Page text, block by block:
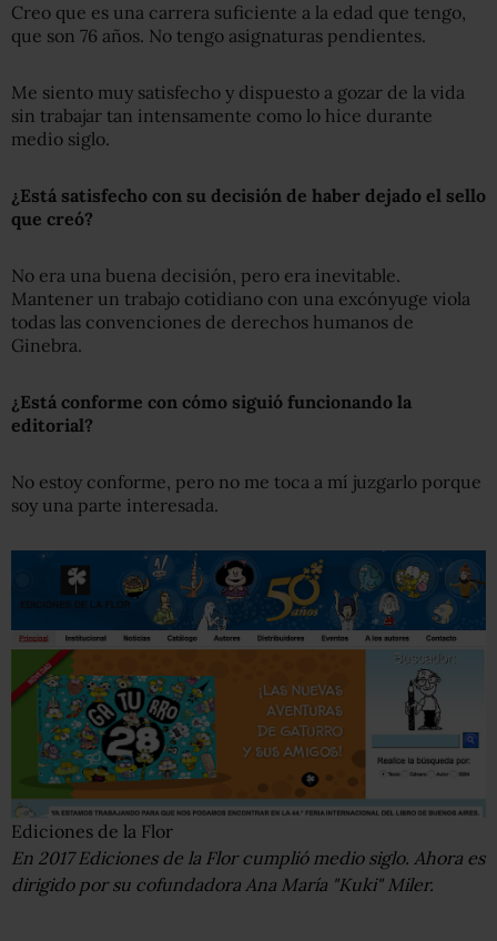
Creo que es una carrera suficiente a la edad que tengo,
que son 76 años. No tengo asignaturas pendientes.
Me siento muy satisfecho y dispuesto a gozar de la vida
sin trabajar tan intensamente como lo hice durante
medio siglo.
¿Está satisfecho con su decisión de haber dejado el sello
que creó?
No era una buena decisión, pero era inevitable.
Mantener un trabajo cotidiano con una excónyuge viola
todas las convenciones de derechos humanos de
Ginebra.
¿Está conforme con cómo siguió funcionando la
editorial?
No estoy conforme, pero no me toca a mí juzgarlo porque
soy una parte interesada.
Ediciones de la Flor
En 2017 Ediciones de la Flor cumplió medio siglo. Ahora es
dirigido por su cofundadora Ana María "Kuki" Miler.